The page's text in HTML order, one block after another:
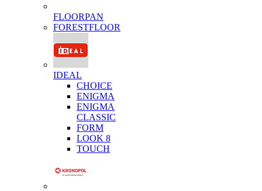
FLOORPAN
FORESTFLOOR
IDEAL
CHOICE
ENIGMA
ENIGMA
CLASSIC
FORM
LOOK 8
TOUCH